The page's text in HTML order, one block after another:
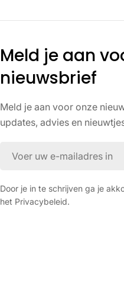
i
n
g
Meld je aan
nieuwsbrief
Meld je aan voor onze
updates, advies en
Door je in te schrijven ga je
het Privacybeleid.